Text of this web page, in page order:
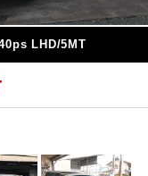
LHD/5MT